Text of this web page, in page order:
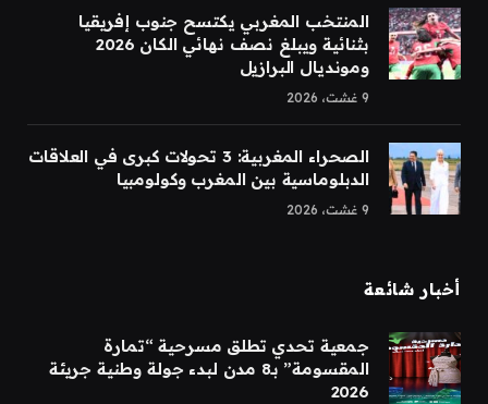
المنتخب المغربي يكتسح جنوب إفريقيا
بثنائية ويبلغ نصف نهائي الكان 2026
ومونديال البرازيل
9 غشت، 2026
الصحراء المغربية: 3 تحولات كبرى في العلاقات
الدبلوماسية بين المغرب وكولومبيا
9 غشت، 2026
أخبار شائعة
جمعية تحدي تطلق مسرحية “تمارة
المقسومة” بـ8 مدن لبدء جولة وطنية جريئة
2026